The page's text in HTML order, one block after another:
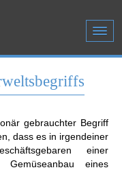
gebrauchter Begriff
dass es in irgendeiner
einer
eines